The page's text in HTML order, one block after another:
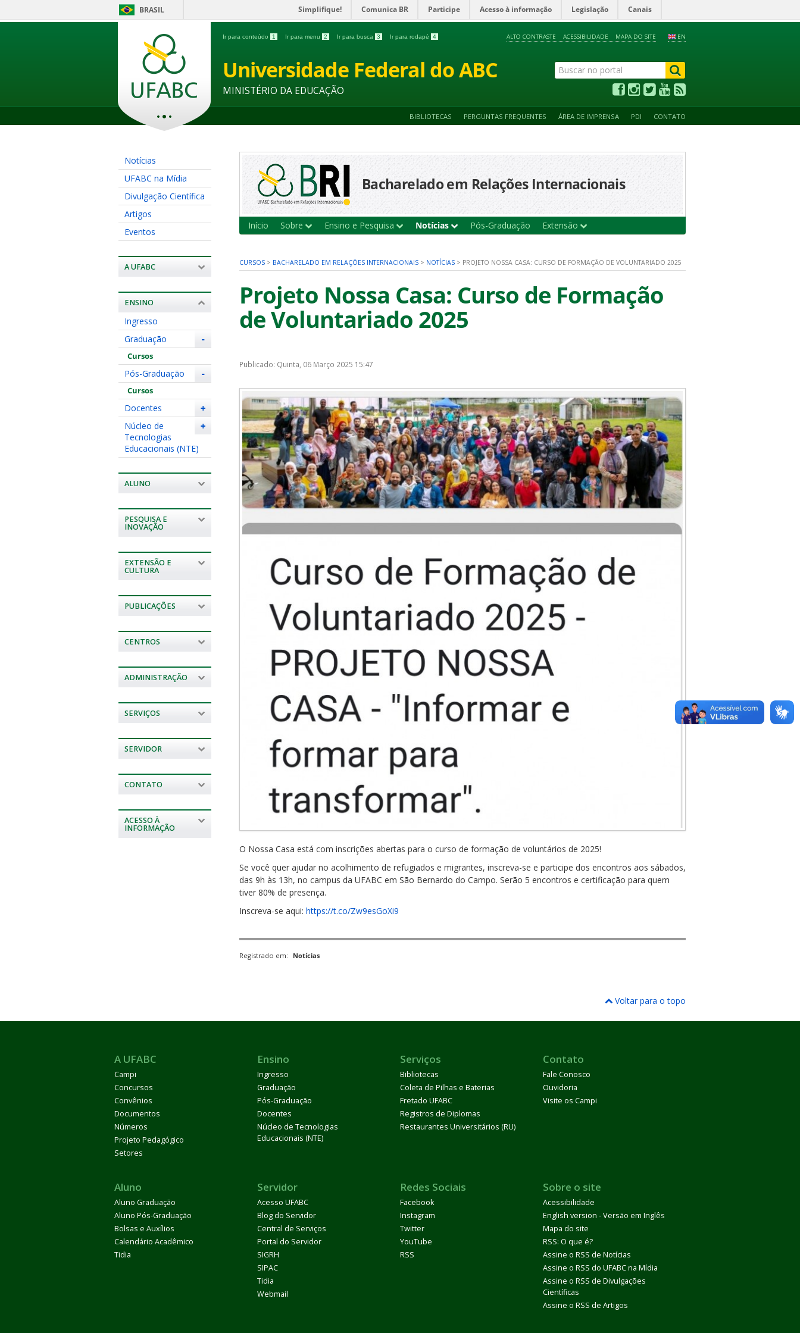
BRASIL Simplifique! Comunica BR Participe Acesso à informação Legislação Canais
Ir para conteúdo 1 Ir para menu 2 Ir para busca 3 Ir para rodapé 4 EN
ALTO CONTRASTE ACESSIBILIDADE MAPA DO SITE
Universidade Federal do ABC
MINISTÉRIO DA EDUCAÇÃO
BIBLIOTECAS PERGUNTAS FREQUENTES ÁREA DE IMPRENSA PDI CONTATO
Notícias
UFABC na Mídia
Divulgação Científica
Artigos
Eventos
A UFABC
ENSINO
Ingresso
-
Graduação
Cursos
-
Pós-Graduação
Cursos
+
Docentes
+
Núcleo de
Tecnologias
Educacionais (NTE)
ALUNO
PESQUISA E
INOVAÇÃO
EXTENSÃO E
CULTURA
PUBLICAÇÕES
CENTROS
ADMINISTRAÇÃO
SERVIÇOS
SERVIDOR
CONTATO
ACESSO À
INFORMAÇÃO
Bacharelado em Relações Internacionais
Início Sobre Ensino e Pesquisa Notícias Pós-Graduação Extensão
CURSOS > BACHARELADO EM RELAÇÕES INTERNACIONAIS > NOTÍCIAS > PROJETO NOSSA CASA: CURSO DE FORMAÇÃO DE VOLUNTARIADO 2025
Projeto Nossa Casa: Curso de Formação
de Voluntariado 2025
Publicado: Quinta, 06 Março 2025 15:47
O Nossa Casa está com inscrições abertas para o curso de formação de voluntários de 2025!
Se você quer ajudar no acolhimento de refugiados e migrantes, inscreva-se e participe dos encontros aos sábados,
das 9h às 13h, no campus da UFABC em São Bernardo do Campo. Serão 5 encontros e certificação para quem
tiver 80% de presença.
Inscreva-se aqui: https://t.co/Zw9esGoXi9
Registrado em: Notícias
Voltar para o topo
A UFABC
Campi
Concursos
Convênios
Documentos
Números
Projeto Pedagógico
Setores
Ensino
Ingresso
Graduação
Pós-Graduação
Docentes
Núcleo de Tecnologias
Educacionais (NTE)
Serviços
Bibliotecas
Coleta de Pilhas e Baterias
Fretado UFABC
Registros de Diplomas
Restaurantes Universitários (RU)
Contato
Fale Conosco
Ouvidoria
Visite os Campi
Aluno
Aluno Graduação
Aluno Pós-Graduação
Bolsas e Auxílios
Calendário Acadêmico
Tidia
Servidor
Acesso UFABC
Blog do Servidor
Central de Serviços
Portal do Servidor
SIGRH
SIPAC
Tidia
Webmail
Redes Sociais
Facebook
Instagram
Twitter
YouTube
RSS
Sobre o site
Acessibilidade
English version - Versão em Inglês
Mapa do site
RSS: O que é?
Assine o RSS de Notícias
Assine o RSS do UFABC na Mídia
Assine o RSS de Divulgações
Científicas
Assine o RSS de Artigos